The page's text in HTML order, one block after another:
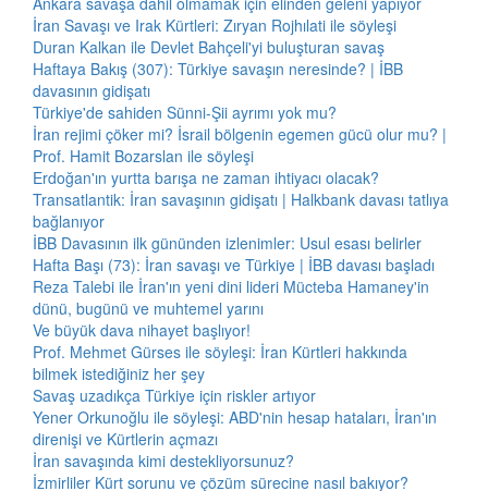
İran Savaşı ve Irak Kürtleri: Zıryan Rojhılati ile söyleşi
Duran Kalkan ile Devlet Bahçeli'yi buluşturan savaş
Haftaya Bakış (307): Türkiye savaşın neresinde? | İBB
davasının gidişatı
Türkiye'de sahiden Sünni-Şii ayrımı yok mu?
İran rejimi çöker mi? İsrail bölgenin egemen gücü olur mu? |
Prof. Hamit Bozarslan ile söyleşi
Erdoğan'ın yurtta barışa ne zaman ihtiyacı olacak?
Transatlantik: İran savaşının gidişatı | Halkbank davası tatlıya
bağlanıyor
İBB Davasının ilk gününden izlenimler: Usul esası belirler
Hafta Başı (73): İran savaşı ve Türkiye | İBB davası başladı
Reza Talebi ile İran'ın yeni dini lideri Mücteba Hamaney'in
dünü, bugünü ve muhtemel yarını
Ve büyük dava nihayet başlıyor!
Prof. Mehmet Gürses ile söyleşi: İran Kürtleri hakkında
bilmek istediğiniz her şey
Savaş uzadıkça Türkiye için riskler artıyor
Yener Orkunoğlu ile söyleşi: ABD'nin hesap hataları, İran'ın
direnişi ve Kürtlerin açmazı
İran savaşında kimi destekliyorsunuz?
İzmirliler Kürt sorunu ve çözüm sürecine nasıl bakıyor?